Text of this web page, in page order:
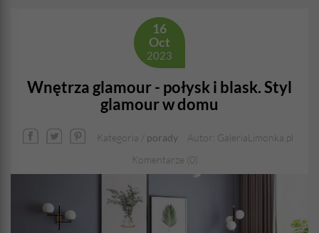
16
Oct
2023
Wnętrza glamour - połysk i blask. Styl
glamour w domu
Kategoria / porady
Autor: GaleriaLimonka.pl
Komentarze (0)